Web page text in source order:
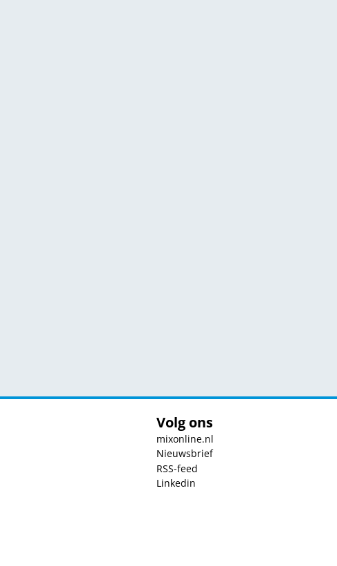
Volg ons
mixonline.nl
Nieuwsbrief
RSS-feed
Linkedin